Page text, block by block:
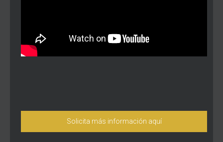
Solicita más información aquí